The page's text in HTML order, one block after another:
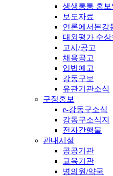
생생통통 홍
보도자료
언론에서본강
대외평가 수
고시/공고
채용공고
입법예고
강동구보
유관기관소식
구정홍보
e-강동구소식
강동구소식지
전자간행물
관내시설
공공기관
교육기관
병의원/약국